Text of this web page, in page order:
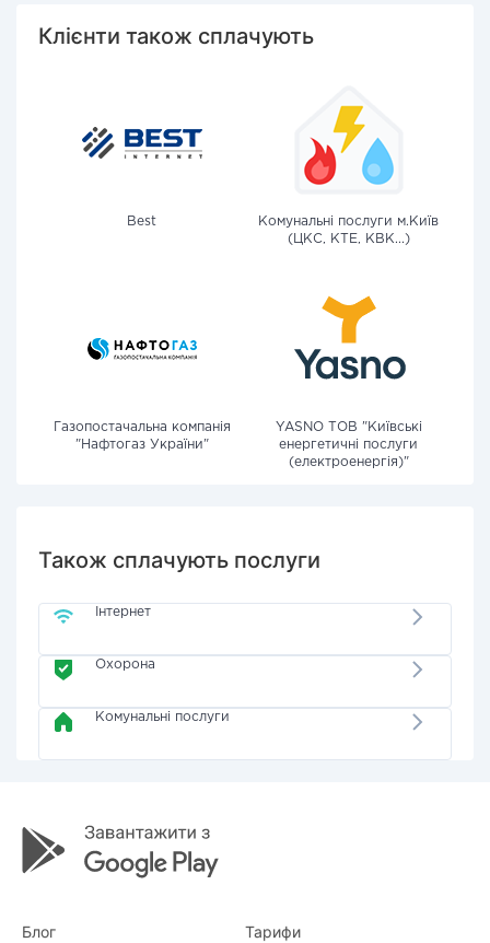
Клієнти також сплачують
Best
Комунальні послуги м.Київ
(ЦКС, КТЕ, КВК...)
Газопостачальна компанія
"Нафтогаз України"
YASNO ТОВ "Київські
енергетичні послуги
(електроенергія)"
Також сплачують послуги
Інтернет
Охорона
Комунальні послуги
Блог Тарифи